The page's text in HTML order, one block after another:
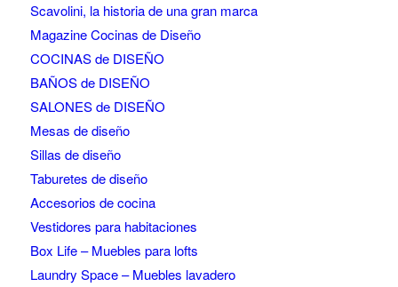
Scavolini, la historia de una gran marca
Magazine Cocinas de Diseño
COCINAS de DISEÑO
BAÑOS de DISEÑO
SALONES de DISEÑO
Mesas de diseño
Sillas de diseño
Taburetes de diseño
Accesorios de cocina
Vestidores para habitaciones
Box Life – Muebles para lofts
Laundry Space – Muebles lavadero